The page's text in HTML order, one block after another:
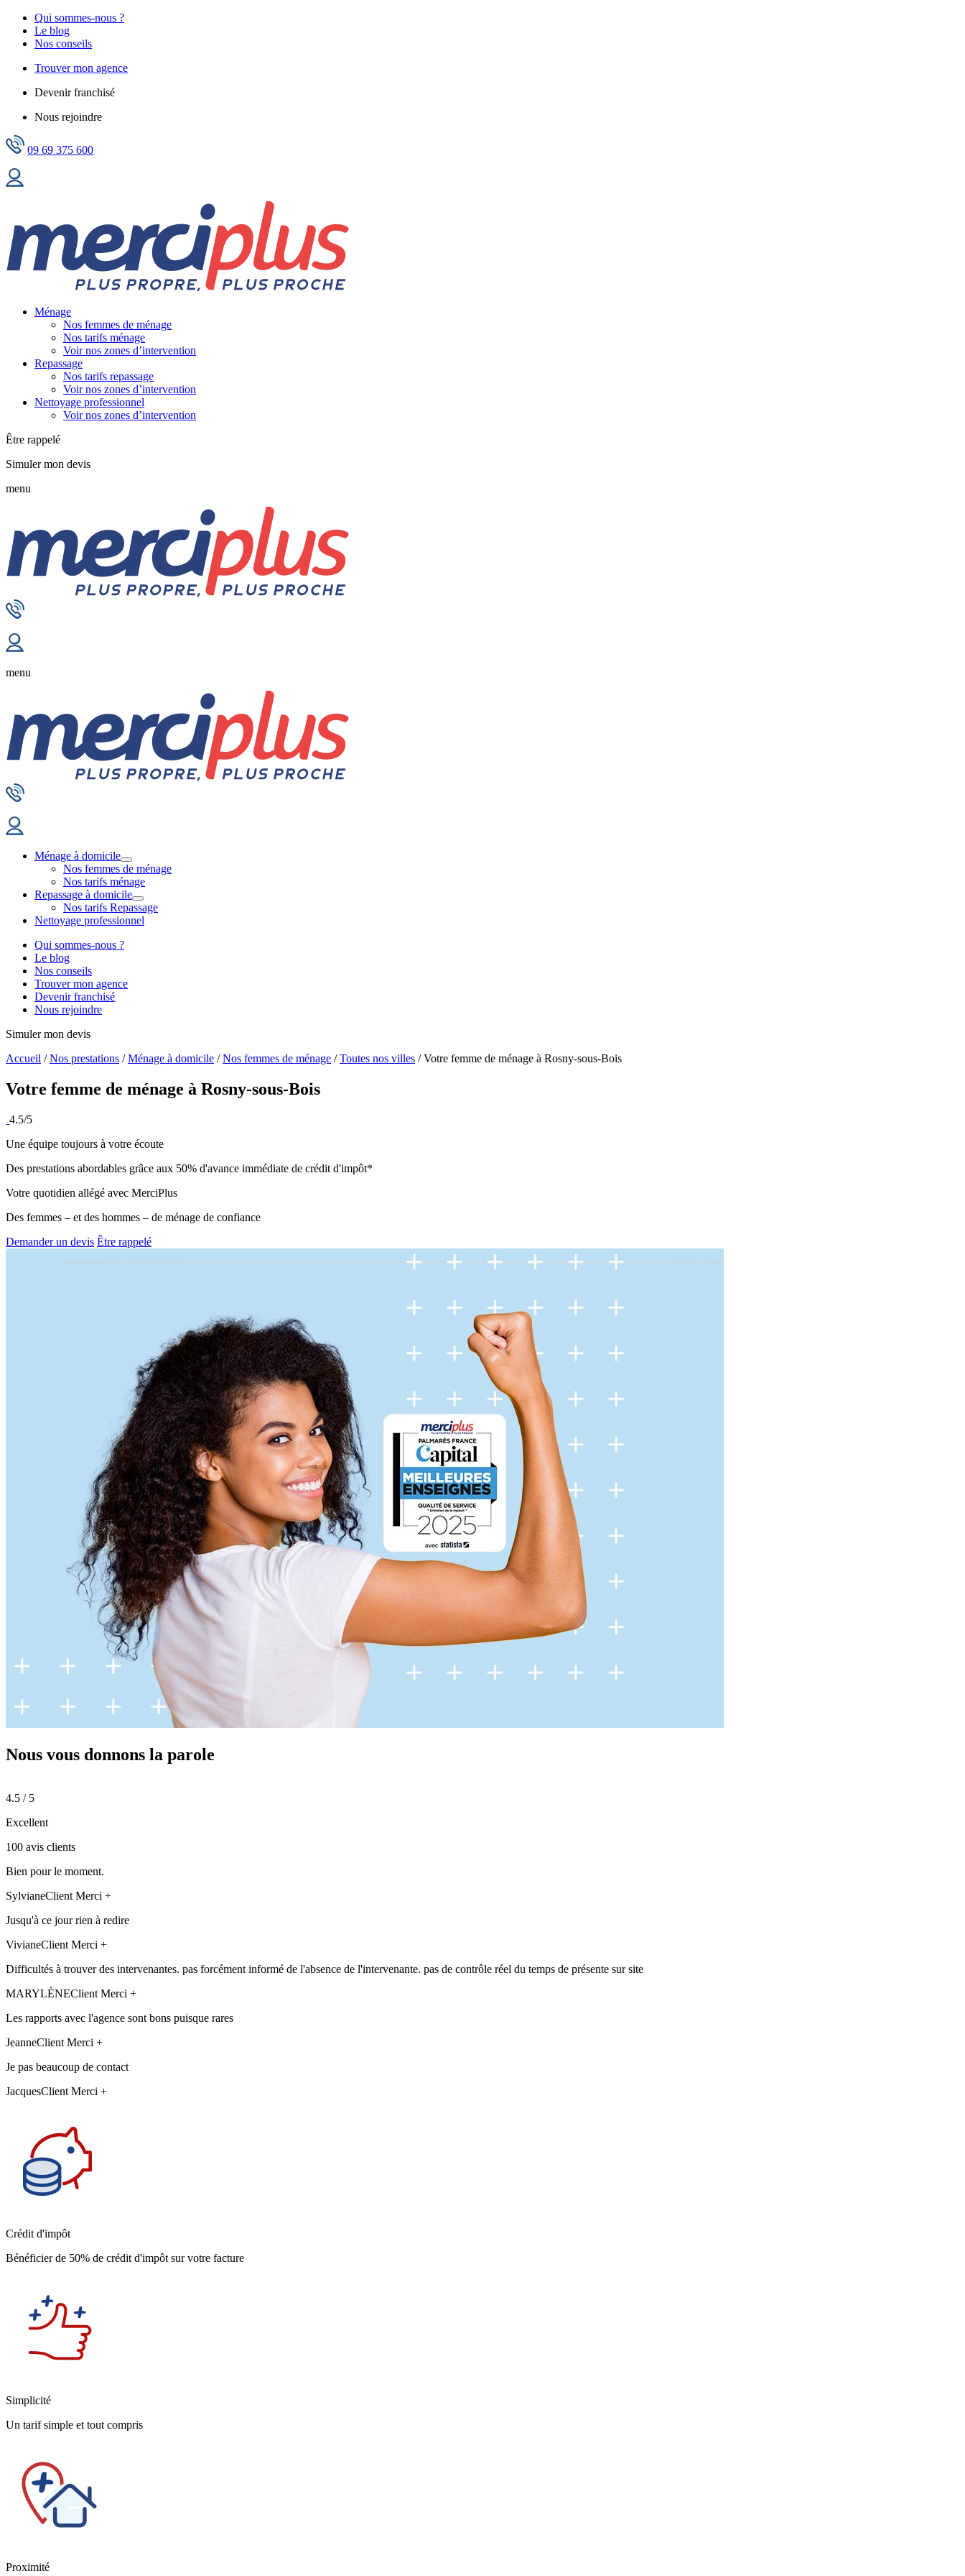
Qui sommes-nous ?
Le blog
Nos conseils
Trouver mon agence
Devenir franchisé
Nous rejoindre
09 69 375 600
Ménage
Nos femmes de ménage
Nos tarifs ménage
Voir nos zones d’intervention
Repassage
Nos tarifs repassage
Voir nos zones d’intervention
Nettoyage professionnel
Voir nos zones d’intervention
Être rappelé
Simuler mon devis
menu
menu
Ménage à domicile
Nos femmes de ménage
Nos tarifs ménage
Repassage à domicile
Nos tarifs Repassage
Nettoyage professionnel
Qui sommes-nous ?
Le blog
Nos conseils
Trouver mon agence
Devenir franchisé
Nous rejoindre
Simuler mon devis
Accueil /Nos prestations /Ménage à domicile /Nos femmes de ménage /Toutes nos villes /Votre femme de ménage à Rosny-sous-Bois
Votre femme de ménage à Rosny-sous-Bois
4.5/5
Une équipe toujours à votre écoute
Des prestations abordables grâce aux 50% d'avance immédiate de crédit d'impôt*
Votre quotidien allégé avec MerciPlus
Des femmes – et des hommes – de ménage de confiance
Demander un devis Être rappelé
Nous vous donnons la parole
4.5 / 5
Excellent
100 avis clients
Bien pour le moment.
SylvianeClient Merci +
Jusqu'à ce jour rien à redire
VivianeClient Merci +
Difficultés à trouver des intervenantes. pas forcément informé de l'absence de l'intervenante. pas de contrôle réel du temps de présente sur site
MARYLÈNEClient Merci +
Les rapports avec l'agence sont bons puisque rares
JeanneClient Merci +
Je pas beaucoup de contact
JacquesClient Merci +
Crédit d'impôt
Bénéficier de 50% de crédit d'impôt sur votre facture
Simplicité
Un tarif simple et tout compris
Proximité